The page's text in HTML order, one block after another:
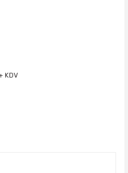
KDV